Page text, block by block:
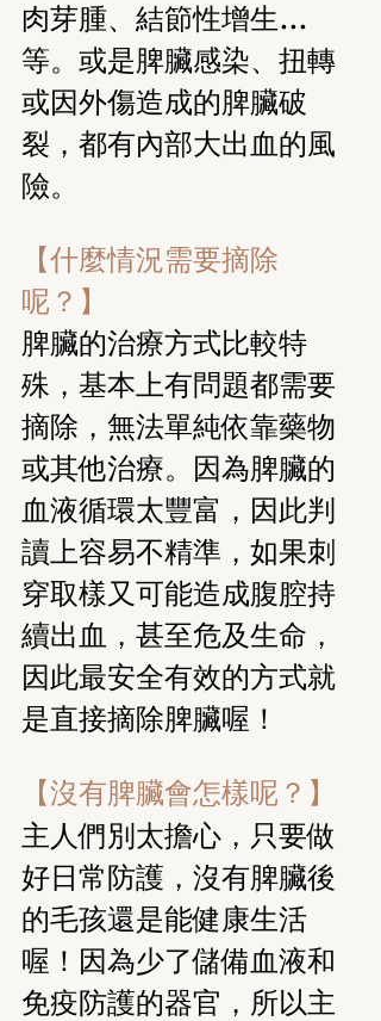
肉芽腫、結節性增生…
等。或是脾臟感染、扭轉
或因外傷造成的脾臟破
裂，都有內部大出血的風
險。
【什麼情況需要摘除
呢？】
脾臟的治療方式比較特
殊，基本上有問題都需要
摘除，無法單純依靠藥物
或其他治療。因為脾臟的
血液循環太豐富，因此判
讀上容易不精準，如果刺
穿取樣又可能造成腹腔持
續出血，甚至危及生命，
因此最安全有效的方式就
是直接摘除脾臟喔！
【沒有脾臟會怎樣呢？】
主人們別太擔心，只要做
好日常防護，沒有脾臟後
的毛孩還是能健康生活
喔！因為少了儲備血液和
免疫防護的器官，所以主